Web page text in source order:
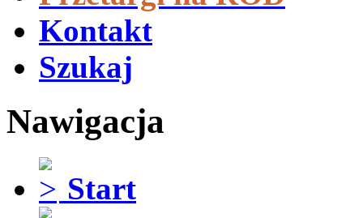
Kontakt
Szukaj
Nawigacja
Start